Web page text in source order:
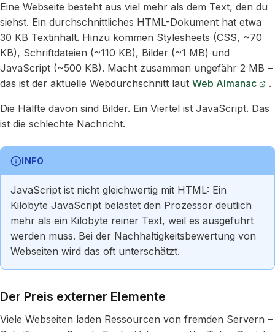
Eine Webseite besteht aus viel mehr als dem Text, den du
siehst. Ein durchschnittliches HTML-Dokument hat etwa
30 KB Textinhalt. Hinzu kommen Stylesheets (CSS, ~70
KB), Schriftdateien (~110 KB), Bilder (~1 MB) und
JavaScript (~500 KB). Macht zusammen ungefähr 2 MB –
das ist der aktuelle Webdurchschnitt laut Web Almanac .
Die Hälfte davon sind Bilder. Ein Viertel ist JavaScript. Das
ist die schlechte Nachricht.
INFO
JavaScript ist nicht gleichwertig mit HTML: Ein
Kilobyte JavaScript belastet den Prozessor deutlich
mehr als ein Kilobyte reiner Text, weil es ausgeführt
werden muss. Bei der Nachhaltigkeitsbewertung von
Webseiten wird das oft unterschätzt.
Der Preis externer Elemente
Viele Webseiten laden Ressourcen von fremden Servern –